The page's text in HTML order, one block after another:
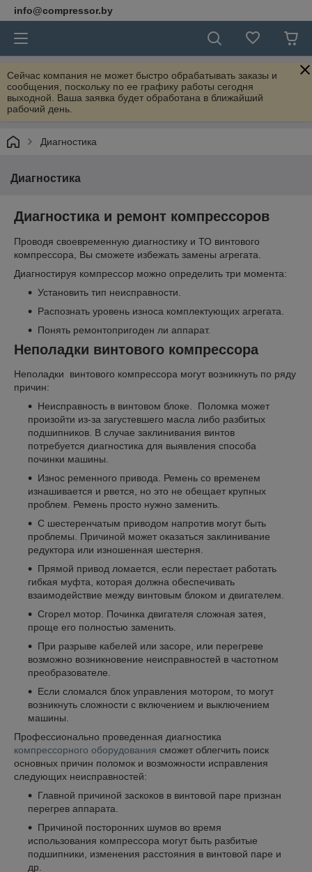
info@compressor.by
Сейчас компания не может быстро обрабатывать заказы и
сообщения, поскольку по ее графику работы сегодня
выходной. Ваша заявка будет обработана в ближайший
рабочий день.
Диагностика
Диагностика
Диагностика и ремонт компрессоров
Проводя своевременную диагностику и ТО винтового
компрессора, Вы сможете избежать замены агрегата.
Диагностируя компрессор можно определить три момента:
Установить тип неисправности.
Распознать уровень износа комплектующих агрегата.
Понять ремонтопригоден ли аппарат.
Неполадки винтового компрессора
Неполадки винтового компрессора могут возникнуть по ряду
причин:
Неисправность в винтовом блоке. Поломка может
произойти из-за загустевшего масла либо разбитых
подшипников. В случае заклинивания винтов
потребуется диагностика для выявления способа
починки машины.
Износ ременного привода. Ремень со временем
изнашивается и рвется, но это не обещает крупных
проблем. Ремень просто нужно заменить.
С шестеренчатым приводом напротив могут быть
проблемы. Причиной может оказаться заклинивание
редуктора или изношенная шестерня.
Прямой привод ломается, если перестает работать
гибкая муфта, которая должна обеспечивать
взаимодействие между винтовым блоком и двигателем.
Сгорел мотор. Починка двигателя сложная затея,
проще его полностью заменить.
При разрыве кабелей или засоре, или перегреве
возможно возникновение неисправностей в частотном
преобразователе.
Если сломался блок управления мотором, то могут
возникнуть сложности с включением и выключением
машины.
Профессионально проведенная диагностика
компрессорного оборудования сможет облегчить поиск
основных причин поломок и возможности исправления
следующих неисправностей:
Главной причиной заскоков в винтовой паре признан
перегрев аппарата.
Причиной посторонних шумов во время
использования компрессора могут быть разбитые
подшипники, изменения расстояния в винтовой паре и
др.